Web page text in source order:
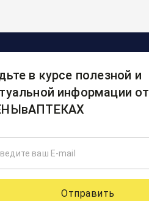
в курсе полезной и
информации от
Отправить